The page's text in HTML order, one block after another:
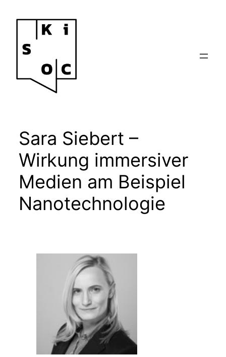
Inhalt
Sara Siebert –
Wirkung immersiver
Medien am Beispiel
Nanotechnologie